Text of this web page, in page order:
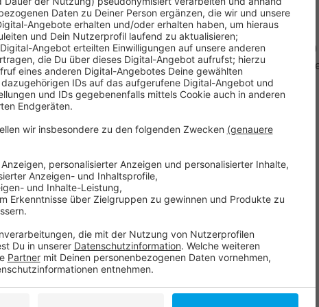
Bei der "Nacht der Museen" haben abends bis in die Nacht über
geöffnet. Wer eine "Art:Card" besitzt, der zahlt nichts, da mit
Düsseldorfer Museen für ein Jahr kostenlos ist.
Anzeige
Weitere Infos und Links zum Thema
Anzeige
Düsseldorf Nacht der Museen
Art:card